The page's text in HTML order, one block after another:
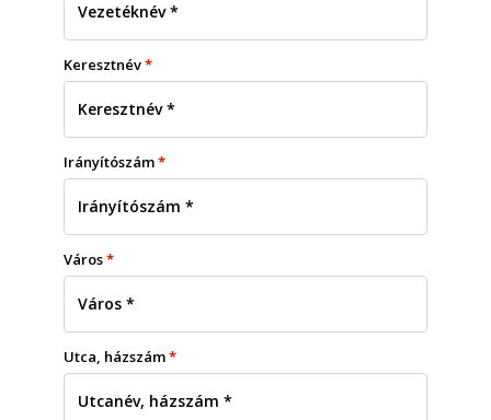
Keresztnév*
Irányítószám*
Város*
Utca, házszám*